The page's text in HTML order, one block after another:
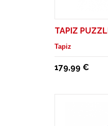
TAPIZ
Tapiz
179,99 €